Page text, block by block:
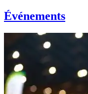
Événements